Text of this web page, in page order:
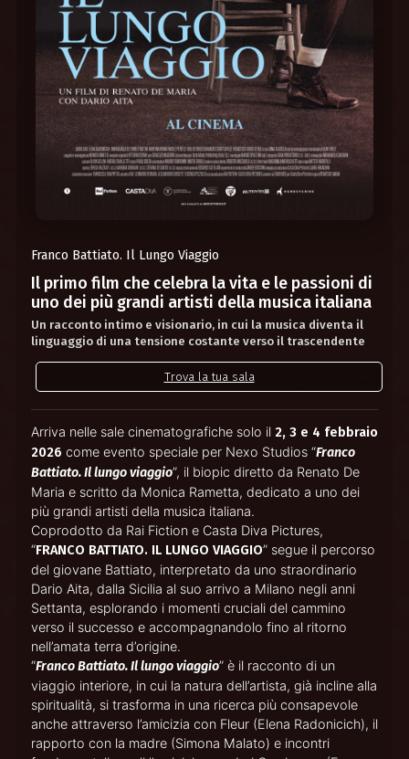
Franco Battiato. Il Lungo Viaggio
Il primo film che celebra la vita e le passioni di
uno dei più grandi artisti della musica italiana
Un racconto intimo e visionario, in cui la musica diventa il
linguaggio di una tensione costante verso il trascendente
Trova la tua sala
Arriva nelle sale cinematografiche solo il 2, 3 e 4 febbraio
2026 come evento speciale per Nexo Studios “Franco
Battiato. Il lungo viaggio”, il biopic diretto da Renato De
Maria e scritto da Monica Rametta, dedicato a uno dei
più grandi artisti della musica italiana.
Coprodotto da Rai Fiction e Casta Diva Pictures,
“FRANCO BATTIATO. IL LUNGO VIAGGIO” segue il percorso
del giovane Battiato, interpretato da uno straordinario
Dario Aita, dalla Sicilia al suo arrivo a Milano negli anni
Settanta, esplorando i momenti cruciali del cammino
verso il successo e accompagnandolo fino al ritorno
nell’amata terra d’origine.
“Franco Battiato. Il lungo viaggio” è il racconto di un
viaggio interiore, in cui la natura dell’artista, già incline alla
spiritualità, si trasforma in una ricerca più consapevole
anche attraverso l’amicizia con Fleur (Elena Radonicich), il
rapporto con la madre (Simona Malato) e incontri